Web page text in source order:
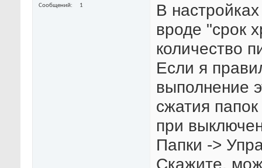
Сообщений
1
В
вроде "срок
количество
Если я
выполнение
сжатия
при
Папки ->
Скажите,